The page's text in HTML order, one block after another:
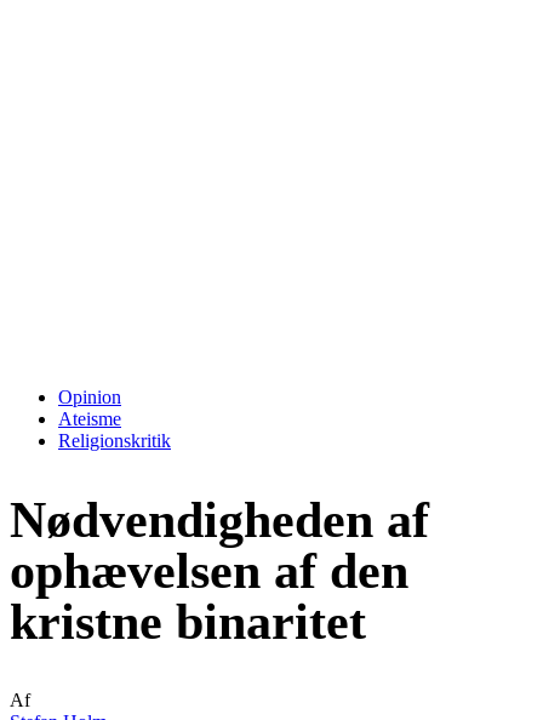
Opinion
Ateisme
Religionskritik
Nødvendigheden af
ophævelsen af den
kristne binaritet
Af